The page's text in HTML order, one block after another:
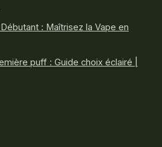
: Maîtrisez la Vape en
puff : Guide choix éclairé |